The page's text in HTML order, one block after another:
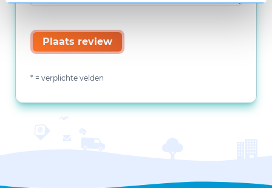
Plaats review
* = verplichte velden